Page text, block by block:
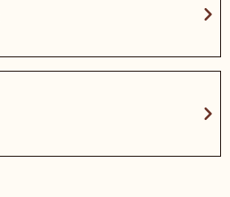
chevron_right
chevron_right